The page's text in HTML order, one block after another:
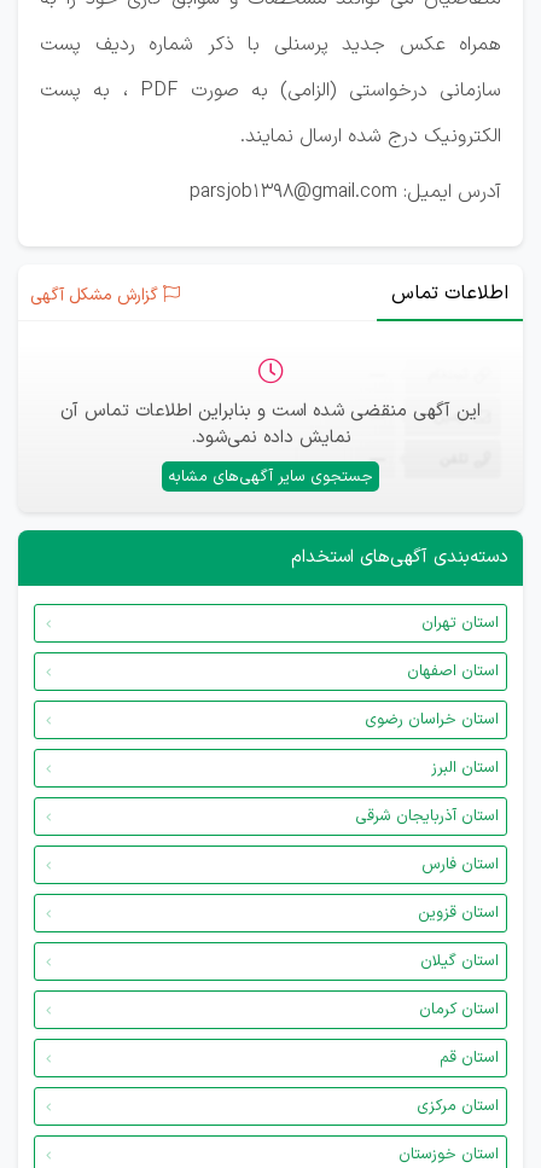
همراه عکس جدید پرسنلی با ذکر شماره ردیف پست
سازمانی درخواستی (الزامی) به صورت PDF ، به پست
الکترونیک درج شده ارسال نمایند.
آدرس ایمیل: parsjob1398@gmail.com
اطلاعات تماس گزارش مشکل آگهی
این آگهی منقضی شده است و بنابراین اطلاعات تماس آن
نمایش داده نمی‌شود.
جستجوی سایر آگهی‌های مشابه
ایمیل —
—
دسته‌بندی آگهی‌های استخدام
استان تهران
استان اصفهان
استان خراسان رضوی
استان البرز
استان آذربایجان شرقی
استان فارس
استان قزوین
استان گیلان
استان کرمان
استان قم
استان مرکزی
استان خوزستان